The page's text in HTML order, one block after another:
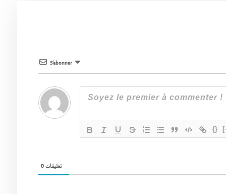
S’abonner
{}
0تعليقات